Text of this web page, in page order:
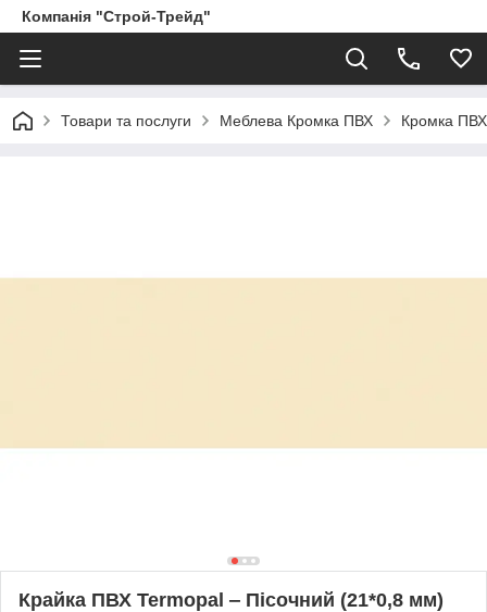
Компанія "Строй-Трейд"
Товари та послуги Меблева Кромка ПВХ Кромка
Крайка ПВХ Termopal ‒ Пісочний (21*0,8 мм)